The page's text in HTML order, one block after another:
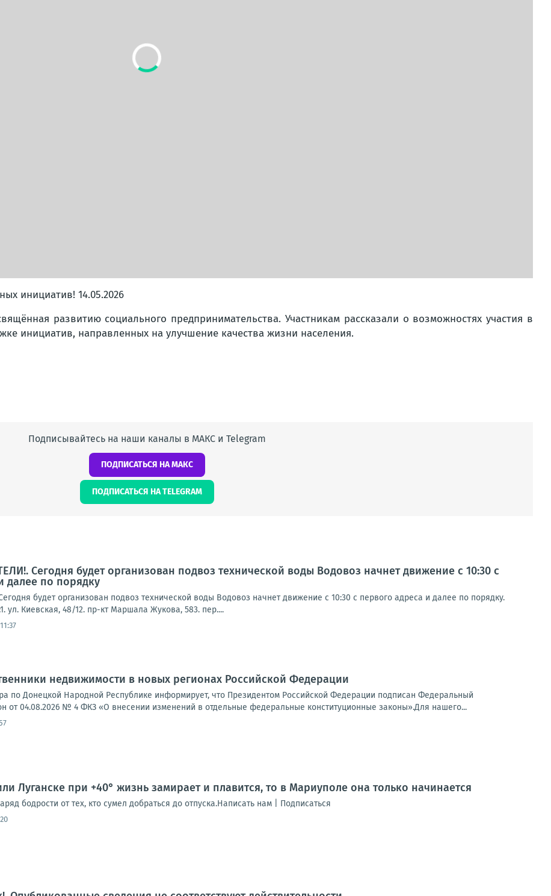
инициатив! 14.05.2026
развитию социального предпринимательства. Участникам рассказали о возможностях участия в
инициатив, направленных на улучшение качества жизни населения.
Подписывайтесь на наши каналы в МАКС и Telegram
ПОДПИСАТЬСЯ НА МАКС
ПОДПИСАТЬСЯ НА TELEGRAM
Сегодня будет организован подвоз технической воды Водовоз начнет движение с 10:30 с
далее по порядку
будет организован подвоз технической воды Водовоз начнет движение с 10:30 с первого адреса и далее по порядку.
ул. Киевская, 48/12. пр-кт Маршала Жукова, 583. пер....
недвижимости в новых регионах Российской Федерации
по Донецкой Народной Республике информирует, что Президентом Российской Федерации подписан Федеральный
от 04.08.2026 № 4 ФКЗ «О внесении изменений в отдельные федеральные конституционные законы».Для нашего...
Луганске при +40° жизнь замирает и плавится, то в Мариуполе она только начинается
бодрости от тех, кто сумел добраться до отпуска.Написать нам | Подписаться